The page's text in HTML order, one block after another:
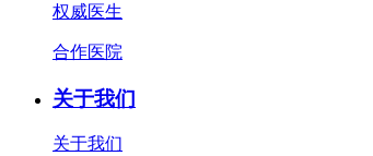
权威医生
合作医院
关于我们
关于我们